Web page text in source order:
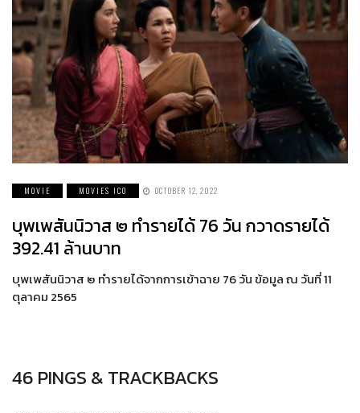
MOVIE MOVIES ICO OCTOBER 12, 2022
บุพเพสันนิวาส ๒ ทำรายได้ 76 วัน กวาดรายได้
392.41 ล้านบาท
บุพเพสันนิวาส ๒ ทำรายได้จากการเข้าฉาย 76 วัน ข้อมูล ณ วันที่ 11
ตุลาคม 2565
46 PINGS & TRACKBACKS